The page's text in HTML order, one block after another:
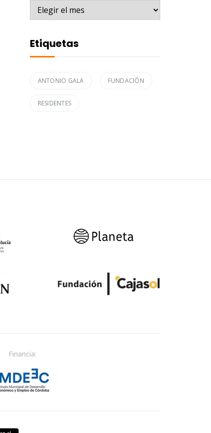
Archivo
Etiquetas
ANTONIO GALA FUNDACIÓN
RESIDENTES
Financia: